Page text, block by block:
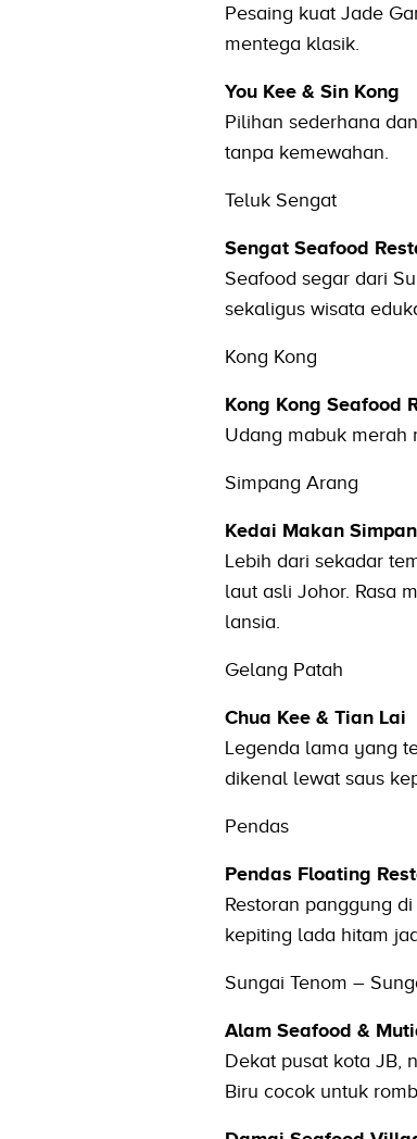
Pesaing kuat Jade
mentega klasik.
You Kee & Sin Kong
Pilihan sederhana
tanpa kemewahan.
Teluk Sengat
Sengat Seafood
Seafood segar dari
sekaligus wisata
Kong Kong
Kong Kong Seafood
Udang mabuk merah
Simpang Arang
Kedai Makan
Lebih dari sekadar
laut asli Johor. Rasa
lansia.
Gelang Patah
Chua Kee & Tian Lai
Legenda lama yang
dikenal lewat saus
Pendas
Pendas Floating
Restoran panggung
kepiting lada hitam
Sungai Tenom –
Alam Seafood &
Dekat pusat kota JB,
Biru cocok untuk